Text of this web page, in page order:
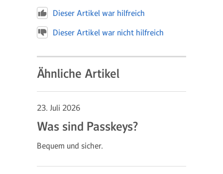
Dieser Artikel war hilfreich
Dieser Artikel war nicht hilfreich
Ähnliche Artikel
23. Juli 2026
Was sind Passkeys?
Bequem und sicher.